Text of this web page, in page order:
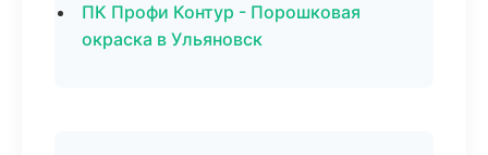
ПК Профи Контур - Порошковая
окраска в Ульяновск